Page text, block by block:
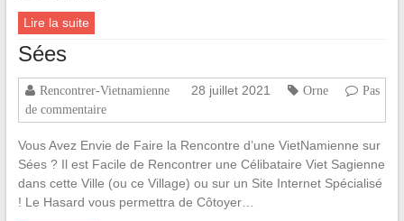
Lire la suite
Sées
Rencontrer-Vietnamienne 28 juillet 2021 Orne
Pas
de commentaire
Vous Avez Envie de Faire la Rencontre d’une VietNamienne sur
Sées ? Il est Facile de Rencontrer une Célibataire Viet Sagienne
dans cette Ville (ou ce Village) ou sur un Site Internet Spécialisé
! Le Hasard vous permettra de Côtoyer…